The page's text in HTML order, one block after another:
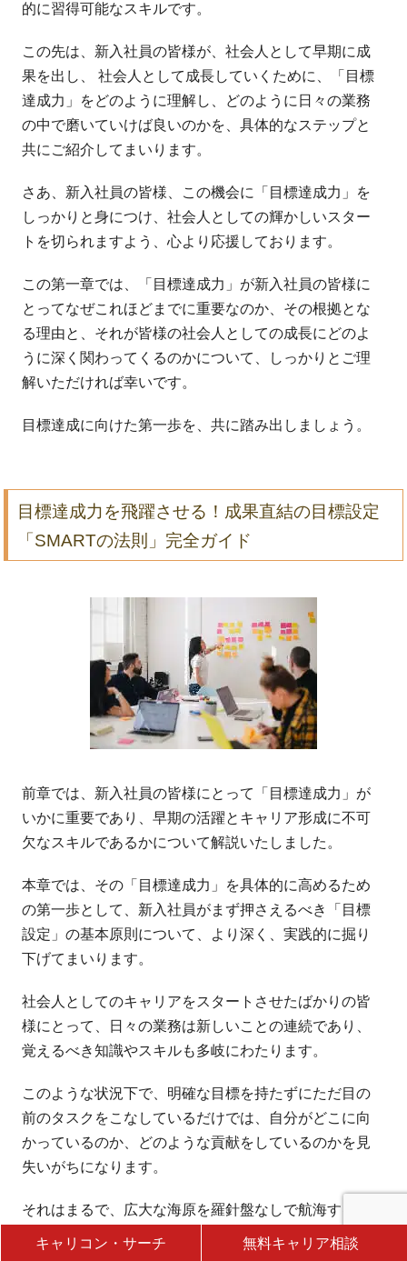
キャリコン・サーチ 無料キャリア相談
的に習得可能なスキルです。
この先は、新入社員の皆様が、社会人として早期に成
果を出し、 社会人として成長していくために、「目標
達成力」をどのように理解し、どのように日々の業務
の中で磨いていけば良いのかを、具体的なステップと
共にご紹介してまいります。
さあ、新入社員の皆様、この機会に「目標達成力」を
しっかりと身につけ、社会人としての輝かしいスター
トを切られますよう、心より応援しております。
この第一章では、「目標達成力」が新入社員の皆様に
とってなぜこれほどまでに重要なのか、その根拠とな
る理由と、それが皆様の社会人としての成長にどのよ
うに深く関わってくるのかについて、しっかりとご理
解いただければ幸いです。
目標達成に向けた第一歩を、共に踏み出しましょう。
目標達成力を飛躍させる！成果直結の目標設定
「SMARTの法則」完全ガイド
前章では、新入社員の皆様にとって「目標達成力」が
いかに重要であり、早期の活躍とキャリア形成に不可
欠なスキルであるかについて解説いたしました。
本章では、その「目標達成力」を具体的に高めるため
の第一歩として、新入社員がまず押さえるべき「目標
設定」の基本原則について、より深く、実践的に掘り
下げてまいります。
社会人としてのキャリアをスタートさせたばかりの皆
様にとって、日々の業務は新しいことの連続であり、
覚えるべき知識やスキルも多岐にわたります。
このような状況下で、明確な目標を持たずにただ目の
前のタスクをこなしているだけでは、自分がどこに向
かっているのか、どのような貢献をしているのかを見
失いがちになります。
それはまるで、広大な海原を羅針盤なしで航海するよ
うなものです。どこに進むべきか分からず、不安を感